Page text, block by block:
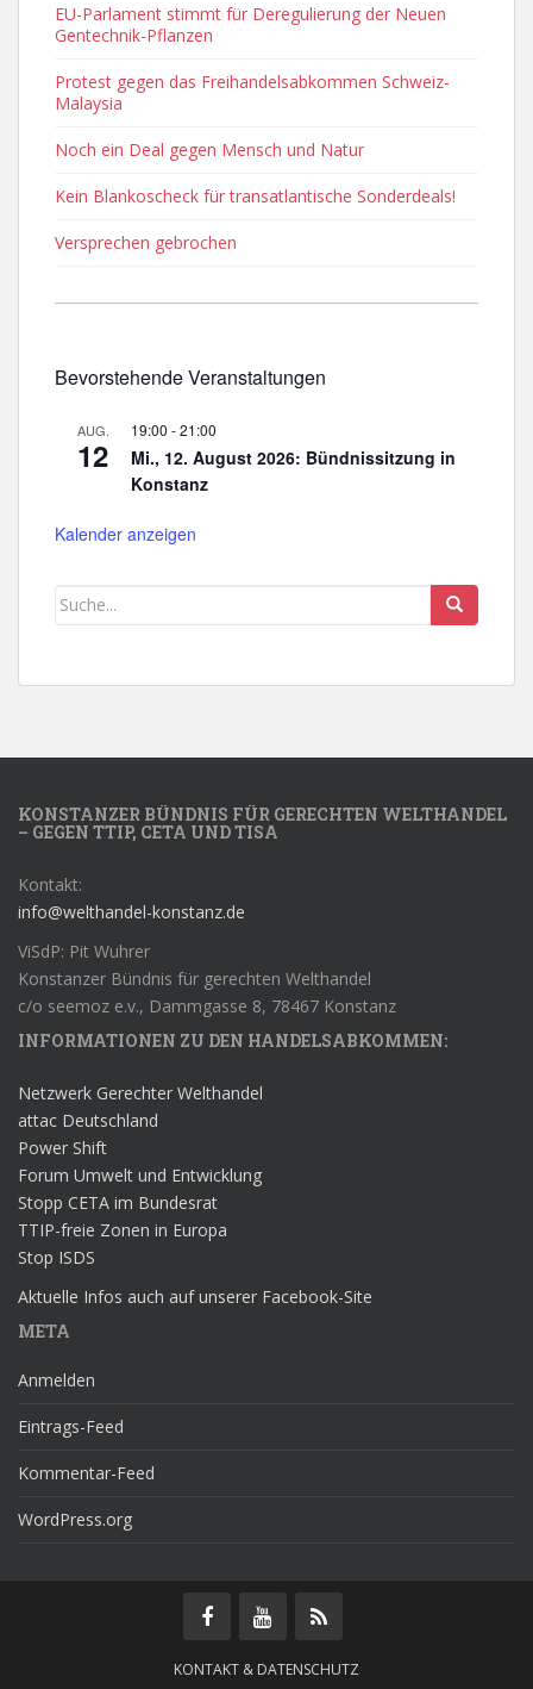
EU-Parlament stimmt für Deregulierung der Neuen
Gentechnik-Pflanzen
Protest gegen das Freihandelsabkommen Schweiz-
Malaysia
Noch ein Deal gegen Mensch und Natur
Kein Blankoscheck für transatlantische Sonderdeals!
Versprechen gebrochen
Bevorstehende Veranstaltungen
AUG.
12
19:00 -21:00
Mi., 12. August 2026: Bündnissitzung in
Konstanz
Kalender anzeigen
KONSTANZER BÜNDNIS FÜR GERECHTEN WELTHANDEL
– GEGEN TTIP, CETA UND TISA
Kontakt:
info@welthandel-konstanz.de
ViSdP: Pit Wuhrer
Konstanzer Bündnis für gerechten Welthandel
c/o seemoz e.v., Dammgasse 8, 78467 Konstanz
INFORMATIONEN ZU DEN HANDELSABKOMMEN:
Netzwerk Gerechter Welthandel
attac Deutschland
Power Shift
Forum Umwelt und Entwicklung
Stopp CETA im Bundesrat
TTIP-freie Zonen in Europa
Stop ISDS
Aktuelle Infos auch auf unserer Facebook-Site
META
Anmelden
Eintrags-Feed
Kommentar-Feed
WordPress.org
KONTAKT & DATENSCHUTZ